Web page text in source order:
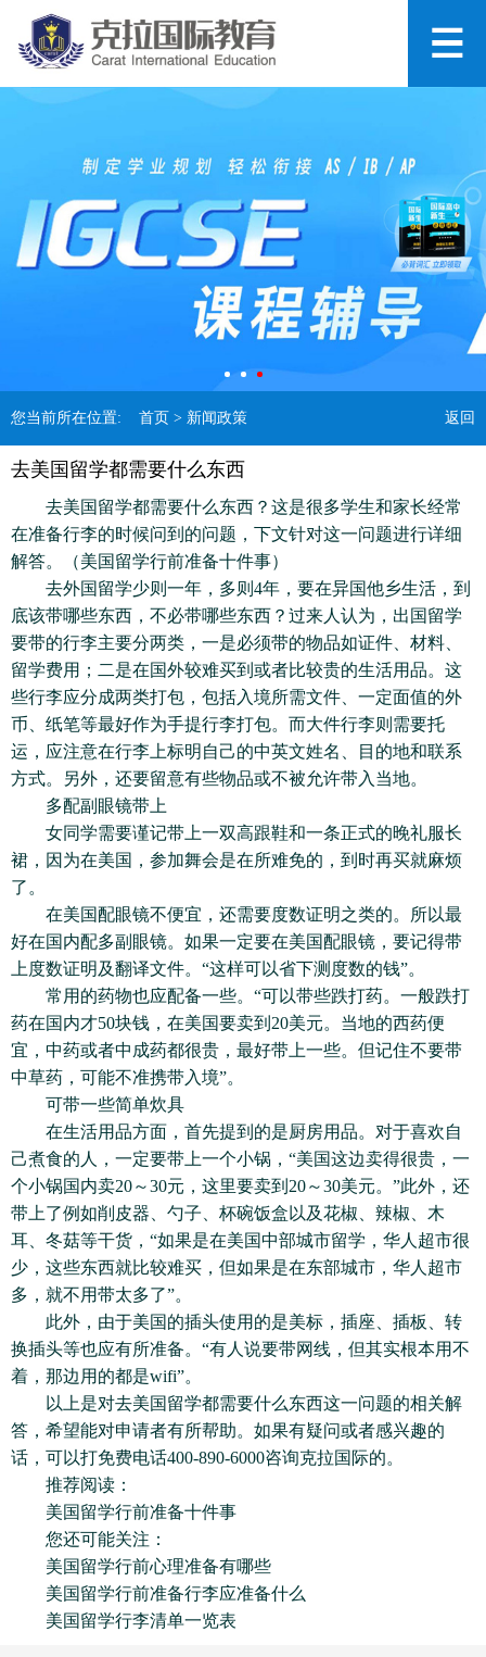
您当前所在位置: 首页 > 新闻政策 返回
去美国留学都需要什么东西
去美国留学都需要什么东西？这是很多学生和家长经常
在准备行李的时候问到的问题，下文针对这一问题进行详细
解答。（美国留学行前准备十件事）
去外国留学少则一年，多则4年，要在异国他乡生活，到
底该带哪些东西，不必带哪些东西？过来人认为，出国留学
要带的行李主要分两类，一是必须带的物品如证件、材料、
留学费用；二是在国外较难买到或者比较贵的生活用品。这
些行李应分成两类打包，包括入境所需文件、一定面值的外
币、纸笔等最好作为手提行李打包。而大件行李则需要托
运，应注意在行李上标明自己的中英文姓名、目的地和联系
方式。另外，还要留意有些物品或不被允许带入当地。
多配副眼镜带上
女同学需要谨记带上一双高跟鞋和一条正式的晚礼服长
裙，因为在美国，参加舞会是在所难免的，到时再买就麻烦
了。
在美国配眼镜不便宜，还需要度数证明之类的。所以最
好在国内配多副眼镜。如果一定要在美国配眼镜，要记得带
上度数证明及翻译文件。“这样可以省下测度数的钱”。
常用的药物也应配备一些。“可以带些跌打药。一般跌打
药在国内才50块钱，在美国要卖到20美元。当地的西药便
宜，中药或者中成药都很贵，最好带上一些。但记住不要带
中草药，可能不准携带入境”。
可带一些简单炊具
在生活用品方面，首先提到的是厨房用品。对于喜欢自
己煮食的人，一定要带上一个小锅，“美国这边卖得很贵，一
个小锅国内卖20～30元，这里要卖到20～30美元。”此外，还
带上了例如削皮器、勺子、杯碗饭盒以及花椒、辣椒、木
耳、冬菇等干货，“如果是在美国中部城市留学，华人超市很
少，这些东西就比较难买，但如果是在东部城市，华人超市
多，就不用带太多了”。
此外，由于美国的插头使用的是美标，插座、插板、转
换插头等也应有所准备。“有人说要带网线，但其实根本用不
着，那边用的都是wifi”。
以上是对去美国留学都需要什么东西这一问题的相关解
答，希望能对申请者有所帮助。如果有疑问或者感兴趣的
话，可以打免费电话400-890-6000咨询克拉国际的。
推荐阅读：
美国留学行前准备十件事
您还可能关注：
美国留学行前心理准备有哪些
美国留学行前准备行李应准备什么
美国留学行李清单一览表